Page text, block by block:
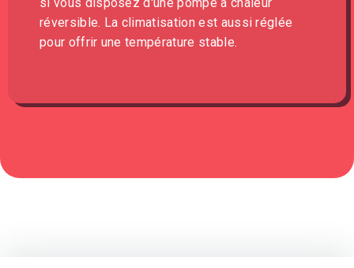
réversible. La climatisation est aussi réglée
pour offrir une température stable.